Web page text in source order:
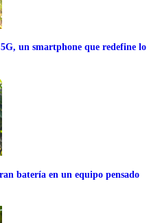
un smartphone que redefine lo
batería en un equipo pensado